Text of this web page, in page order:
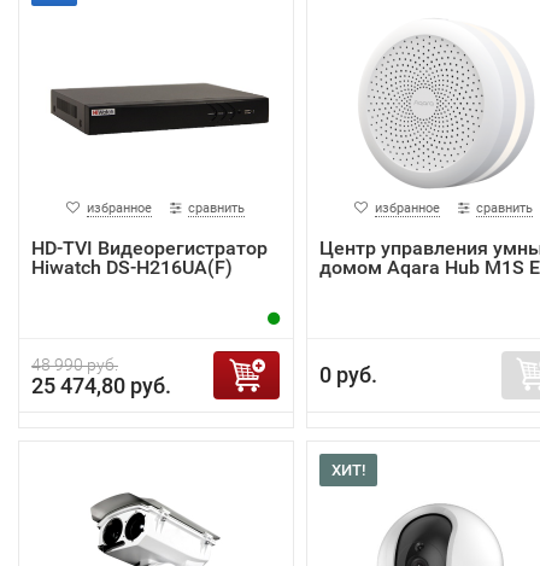
избранное сравнить
HD-TVI Видеорегистратор
Hiwatch DS-H216UA(F)
48 990 руб.
25 474,80 руб.
избранное сравнить
Центр управления
домом Aqara Hub M1S
0 руб.
ХИТ!